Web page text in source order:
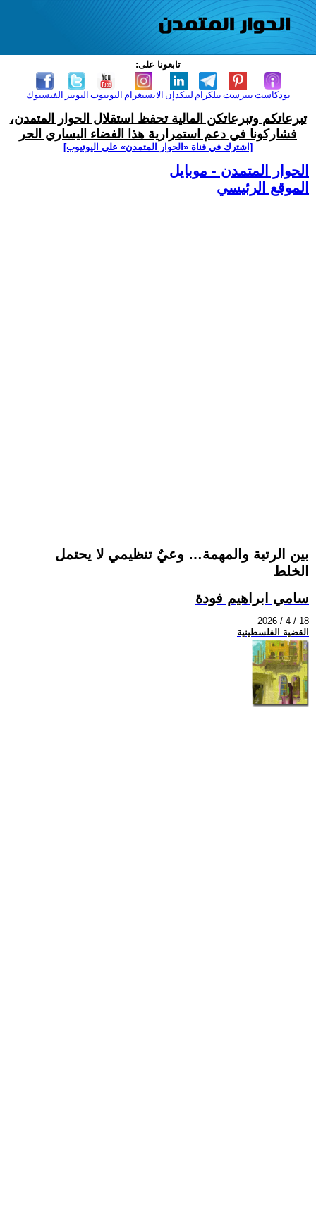
تابعونا على:
الفيسبوك التويتر اليوتيوب الانستغرام لينكدإن تيلكرامبنترست بودكاست
تبرعاتكم وتبرعاتكن المالية تحفظ استقلال الحوار المتمدن،
فشاركونا في دعم استمرارية هذا الفضاء اليساري الحر
[اشترك في قناة ‫«الحوار المتمدن» على اليوتيوب]
الحوار المتمدن - موبايل
الموقع الرئيسي
بين الرتبة والمهمة… وعيٌ تنظيمي لا يحتمل
الخلط
سامي ابراهيم فودة
2026 / 4 / 18
القضية الفلسطينية